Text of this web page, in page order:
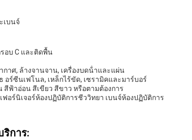
เบนจ์
รอบ C และติดพื้น
าศ, ล้างจานจาน, เครื่องบดน้ําและแผ่น
อร์ซีนเฟโนล, เหล็กไร้ขัด, เซรามิคและมาร์บอร์
สีฟ้าอ่อน สีเขียว สีขาว หรือตามต้องการ
ฟอร์นิเจอร์ห้องปฏิบัติการชีววิทยา เบนจ์ห้องปฏิบัติการ
การ: